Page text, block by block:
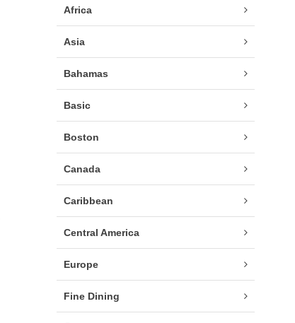
Africa
Asia
Bahamas
Basic
Boston
Canada
Caribbean
Central America
Europe
Fine Dining